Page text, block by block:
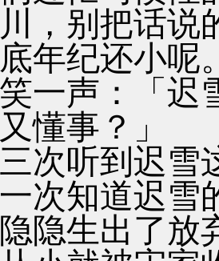
川，别把话说
底年纪还小呢
一声：「迟
懂事？」
次听到迟雪
次知道迟雪
隐生出了放